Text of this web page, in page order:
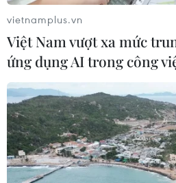
Không gian hội chợ thu hút đông
tìm hiểu thông tin, mua sắm và
(Ảnh: Nhật Lam/
vietnamplus.vn
Việt Nam vượt xa mức
ứng dụng AI trong công